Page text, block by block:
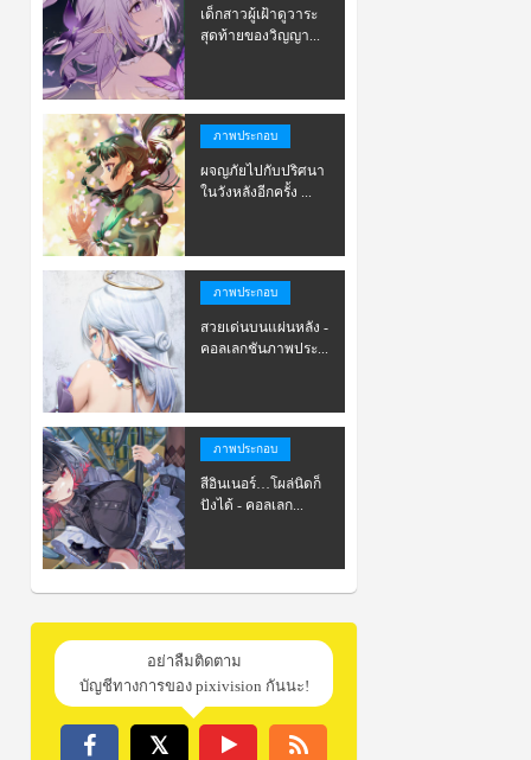
เด็กสาวผู้เฝ้าดูวาระ
สุดท้ายของวิญญา...
ภาพประกอบ
ผจญภัยไปกับปริศนา
ในวังหลังอีกครั้ง ...
ภาพประกอบ
สวยเด่นบนแผ่นหลัง -
คอลเลกชันภาพประ...
ภาพประกอบ
สีอินเนอร์…โผล่นิดก็
ปังได้ - คอลเลก...
อย่าลืมติดตาม
บัญชีทางการของ pixivision กันนะ!